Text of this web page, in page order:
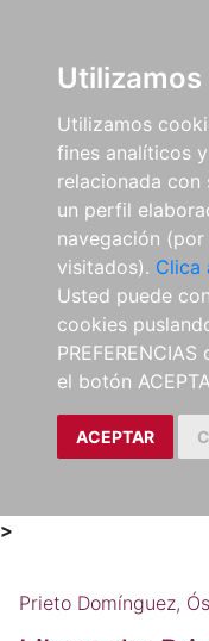
Utilizamos
fines analíticos
relacionada con
un perfil
navegación
visitados). Clica
Usted puede
cookies
el botón
ACEPTAR
>
Prieto Domínguez,